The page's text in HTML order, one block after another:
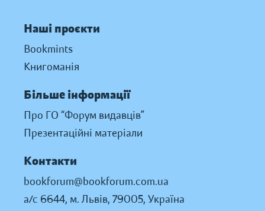
Наші проєкти
Bookmints
Книгоманія
Більше інформації
Про ГО “Форум видавців”
Презентаційні матеріали
Контакти
bookforum@bookforum.com.ua
а/с 6644, м. Львів, 79005, Україна